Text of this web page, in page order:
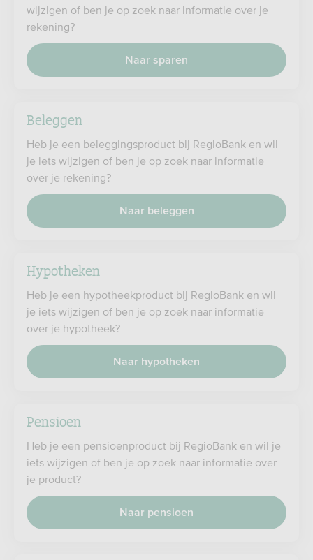
wijzigen of ben je op zoek naar informatie over je
rekening?
Naar sparen
Beleggen
Heb je een beleggingsproduct bij RegioBank en wil
je iets wijzigen of ben je op zoek naar informatie
over je rekening?
Naar beleggen
Hypotheken
Heb je een hypotheekproduct bij RegioBank en wil
je iets wijzigen of ben je op zoek naar informatie
over je hypotheek?
Naar hypotheken
Pensioen
Heb je een pensioenproduct bij RegioBank en wil je
iets wijzigen of ben je op zoek naar informatie over
je product?
Naar pensioen